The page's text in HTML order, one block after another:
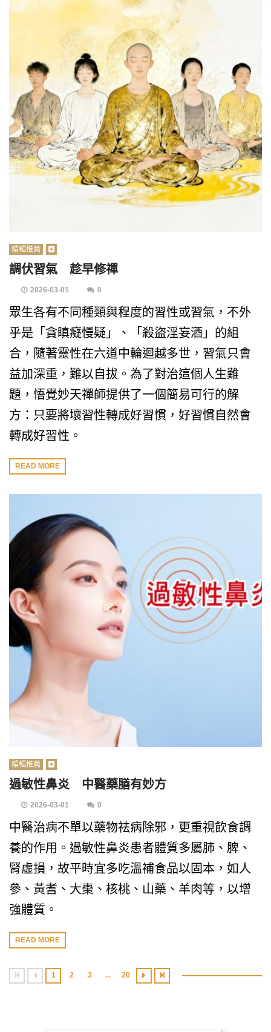
編輯推薦
調伏習氣 趁早修禪
2026-03-01 0
眾生各有不同種類與程度的習性或習氣，不外
乎是「貪瞋癡慢疑」、「殺盜淫妄酒」的組
合，隨著靈性在六道中輪迴越多世，習氣只會
益加深重，難以自拔。為了對治這個人生難
題，悟覺妙天禪師提供了一個簡易可行的解
方：只要將壞習性轉成好習慣，好習慣自然會
轉成好習性。
READ MORE
編輯推薦
過敏性鼻炎 中醫藥膳有妙方
2026-03-01 0
中醫治病不單以藥物祛病除邪，更重視飲食調
養的作用。過敏性鼻炎患者體質多屬肺、脾、
腎虛損，故平時宜多吃溫補食品以固本，如人
參、黃耆、大棗、核桃、山藥、羊肉等，以增
強體質。
READ MORE
1 2 3 ... 20